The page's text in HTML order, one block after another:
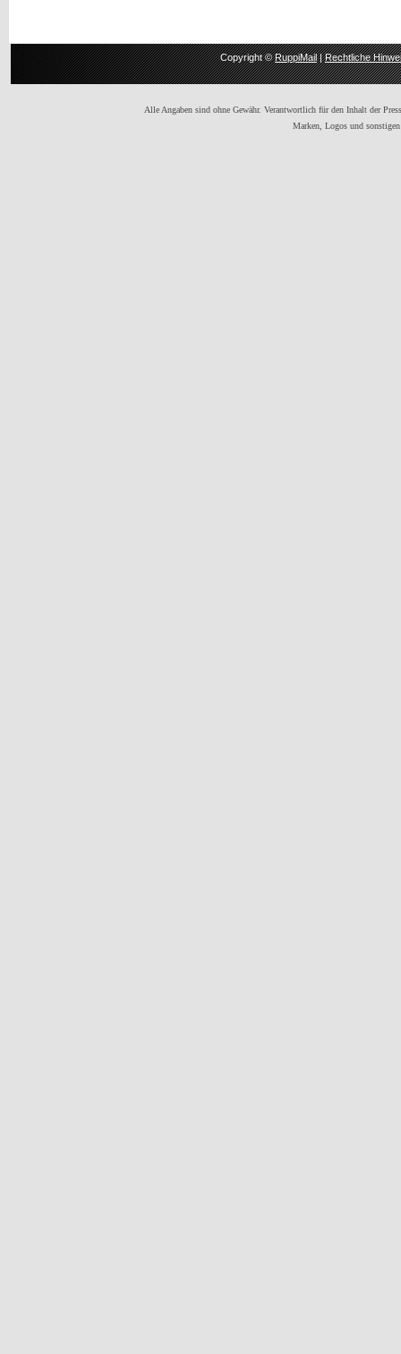
Copyright ©RuppiMail|Rechtliche
Alle Angaben sind ohne Gewähr. Verantwortlich für den Inhalt der
Marken, Logos und